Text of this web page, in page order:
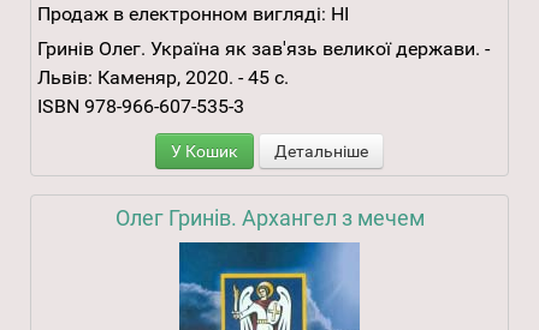
Продаж в електронном вигляді: НІ
Гринів Олег. Україна як зав'язь великої держави. -
Львів: Каменяр, 2020. - 45 с.
ISBN 978-966-607-535-3
У Кошик Детальніше
Олег Гринів. Архангел з мечем